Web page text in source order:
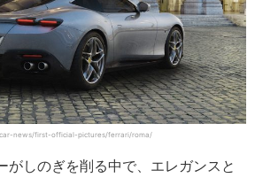
news/first-official-pictures/ferrari/roma/
がしのぎを削る中で、エレガンスと